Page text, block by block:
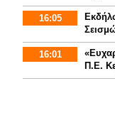
16:05
16:01
Π.Ε.